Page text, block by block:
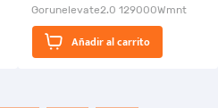
Gorunelevate2.0 129000Wmnt
Añadir al carrito